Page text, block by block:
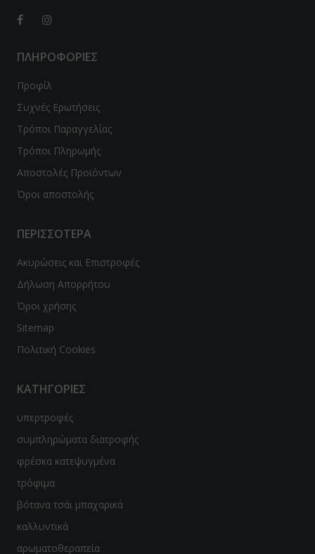
ΠΛΗΡΟΦΟΡΙΕΣ
Προφίλ
Συχνές Ερωτήσεις
Τρόποι Παραγγελίας
Τρόποι Πληρωμής
Αποστολές Προϊόντων
Όροι αποστολής
ΠΕΡΙΣΣΟΤΕΡΑ
Ακυρώσεις και Επιστροφές
Δήλωση Απορρήτου
Όροι χρήσης
Sitemap
Πολιτική Cookies
ΚΑΤΗΓΟΡΙΕΣ
υπερτροφές
συμπληρώματα διατροφής
φρέσκα κατεψυγμένα
τρόφιμα
βότανα τσάι μπαχαρικά
καλλυντικά
αρωματοθεραπεία